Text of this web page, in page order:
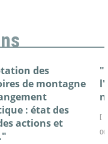
des
de montagne
: état des
actions et
[